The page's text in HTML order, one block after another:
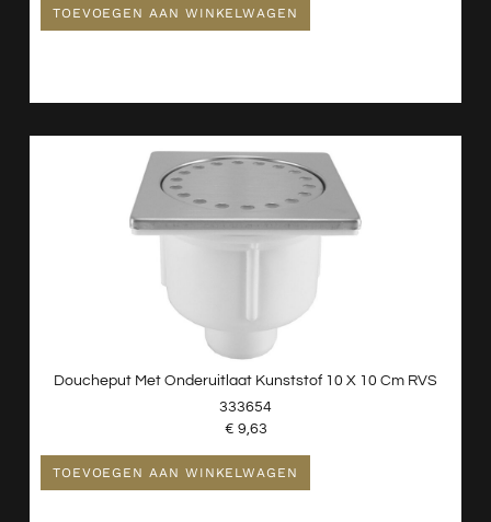
TOEVOEGEN AAN WINKELWAGEN
Doucheput Met Onderuitlaat Kunststof 10 X 10 Cm RVS
333654
€ 9,63
TOEVOEGEN AAN WINKELWAGEN